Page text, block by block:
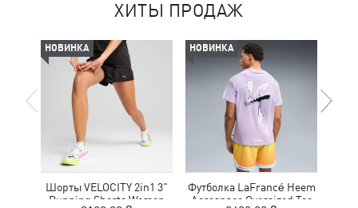
ХИТЫ ПРОДАЖ
НОВИНКА
Шорты VELOCITY 2in1 3"
Running Shorts Women
НОВИНКА
Футболка LaFrancé Heem
Aerospace Oversized Tee